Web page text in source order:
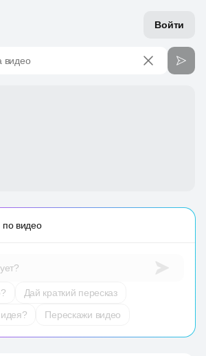
Войти
видео
по видео
Дай краткий пересказ
Перескажи видео